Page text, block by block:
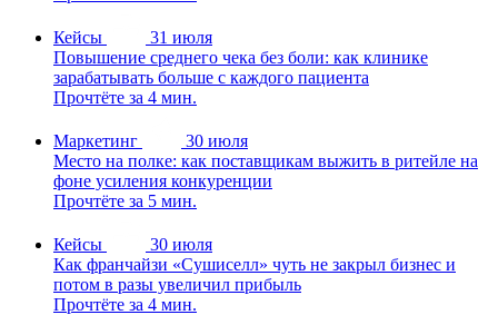
Кейсы
31 июля
Повышение среднего чека без боли: как клинике
зарабатывать больше с каждого пациента
Прочтёте за 4 мин.
Маркетинг
30 июля
Место на полке: как поставщикам выжить в ритейле на
фоне усиления конкуренции
Прочтёте за 5 мин.
Кейсы
30 июля
Как франчайзи «Сушиселл» чуть не закрыл бизнес и
потом в разы увеличил прибыль
Прочтёте за 4 мин.